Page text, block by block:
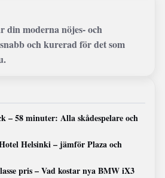
din moderna nöjes- och
och kurerad för det som
– 58 minuter: Alla skådespelare och
Helsinki – jämför Plaza och
pris – Vad kostar nya BMW iX3